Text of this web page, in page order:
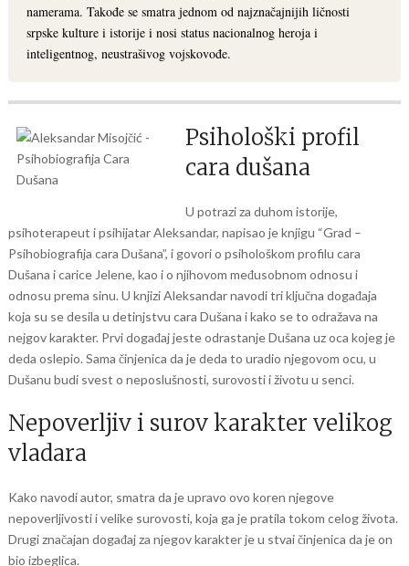
namerama. Takođe se smatra jednom od najznačajnijih ličnosti
srpske kulture i istorije i nosi status nacionalnog heroja i
inteligentnog, neustrašivog vojskovođe.
Psihološki profil
cara dušana
U potrazi za duhom istorije,
psihoterapeut i psihijatar Aleksandar, napisao je knjigu “Grad –
Psihobiografija cara Dušana”, i govori o psihološkom profilu cara
Dušana i carice Jelene, kao i o njihovom međusobnom odnosu i
odnosu prema sinu. U knjizi Aleksandar navodi tri ključna događaja
koja su se desila u detinjstvu cara Dušana i kako se to odražava na
nejgov karakter. Prvi događaj jeste odrastanje Dušana uz oca kojeg je
deda oslepio. Sama činjenica da je deda to uradio njegovom ocu, u
Dušanu budi svest o neposlušnosti, surovosti i životu u senci.
Nepoverljiv i surov karakter velikog
vladara
Kako navodi autor, smatra da je upravo ovo koren njegove
nepoverljivosti i velike surovosti, koja ga je pratila tokom celog života.
Drugi značajan događaj za njegov karakter je u stvai činjenica da je on
bio izbeglica.